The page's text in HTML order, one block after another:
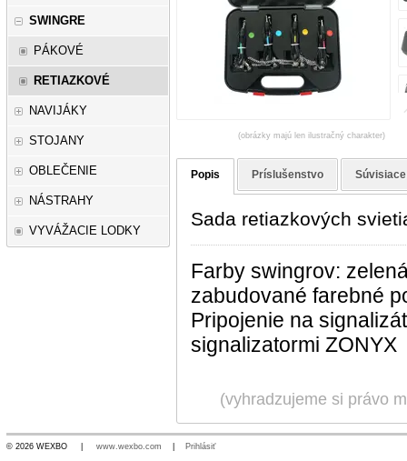
SWINGRE
PÁKOVÉ
RETIAZKOVÉ
NAVIJÁKY
STOJANY
OBLEČENIE
NÁSTRAHY
VYVÁŽACIE LODKY
(obrázky majú len ilustračný charakter)
Popis Príslušenstvo
Sada retiazkových
Farby swingrov:
zabudované farebné
Pripojenie na
signalizatormi ZONYX
(vyhradzujeme si právo
© 2026 WEXBO | www.wexbo.com Prihlásiť